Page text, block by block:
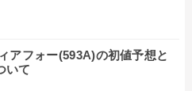
アフォー(593A)の初値予想と
いて